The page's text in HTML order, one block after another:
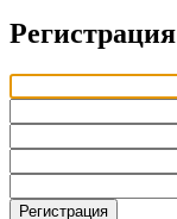
Регистрация